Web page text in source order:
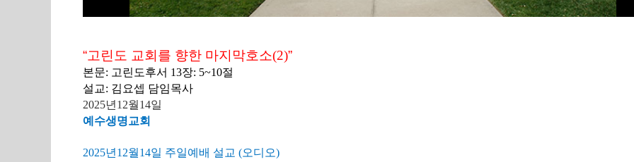
“고린도 교회를 향한 마지막호소(2)”
본문: 고린도후서 13장: 5~10절
설교: 김요셉 담임목사
2025년 12월14일
예수생명교회
2025년 12월14일 주일예배 설교 (오디오)